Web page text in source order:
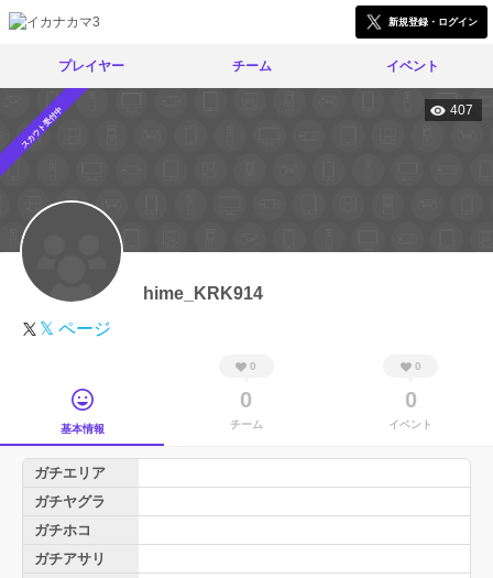
新規登録・ログイン
プレイヤー チーム イベント
スカウト受付中 407
hime_KRK914
𝕏 ページ
基本情報
0
0
チーム
0
0
イベント
ガチエリア
ガチヤグラ
ガチホコ
ガチアサリ